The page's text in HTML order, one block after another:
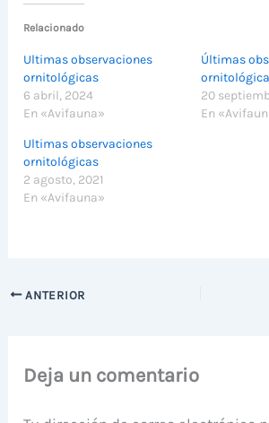
Relacionado
Ultimas observaciones
ornitológicas
6 abril, 2024
En «Avifauna»
Últimas
20
En
Ultimas observaciones
ornitológicas
2 agosto, 2021
En «Avifauna»
ANTERIOR
Deja un comentario